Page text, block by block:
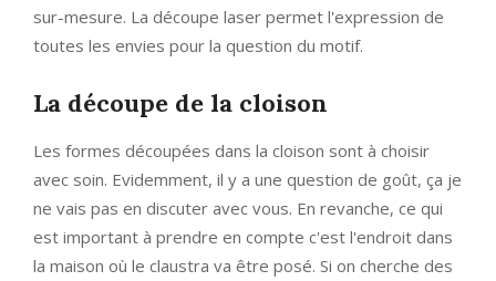
sur-mesure. La découpe laser permet l'expression de
toutes les envies pour la question du motif.
La découpe de la cloison
Les formes découpées dans la cloison sont à choisir
avec soin. Evidemment, il y a une question de goût, ça je
ne vais pas en discuter avec vous. En revanche, ce qui
est important à prendre en compte c'est l'endroit dans
la maison où le claustra va être posé. Si on cherche des